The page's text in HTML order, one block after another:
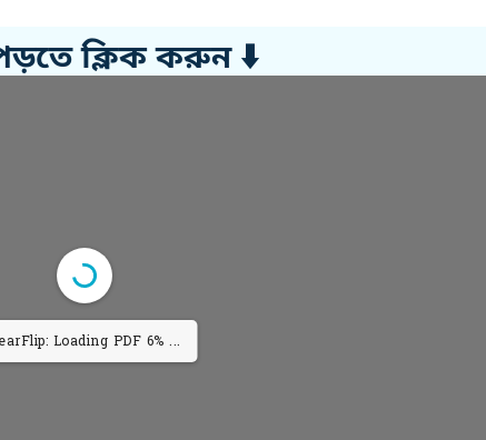
ক্লিক করুন ⬇️
Loading PDF 11% ...